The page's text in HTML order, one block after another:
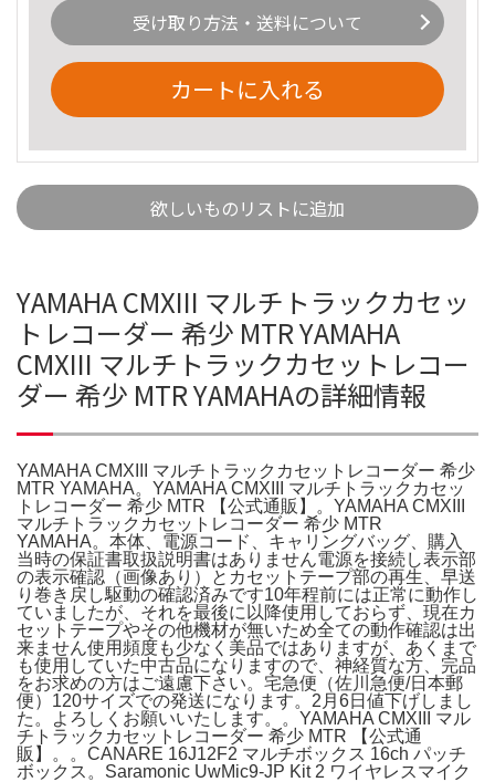
受け取り方法・送料について
カートに入れる
欲しいものリストに追加
YAMAHA CMXIII マルチトラックカセッ
トレコーダー 希少 MTR YAMAHA
CMXIII マルチトラックカセットレコー
ダー 希少 MTR YAMAHAの詳細情報
YAMAHA CMXIII マルチトラックカセットレコーダー 希少
MTR YAMAHA。YAMAHA CMXIII マルチトラックカセッ
トレコーダー 希少 MTR 【公式通販】。YAMAHA CMXIII
マルチトラックカセットレコーダー 希少 MTR
YAMAHA。本体、電源コード、キャリングバッグ、購入
当時の保証書取扱説明書はありません電源を接続し表示部
の表示確認（画像あり）とカセットテープ部の再生、早送
り巻き戻し駆動の確認済みです10年程前には正常に動作し
ていましたが、それを最後に以降使用しておらず、現在カ
セットテープやその他機材が無いため全ての動作確認は出
来ません使用頻度も少なく美品ではありますが、あくまで
も使用していた中古品になりますので、神経質な方、完品
をお求めの方はご遠慮下さい。宅急便（佐川急便/日本郵
便）120サイズでの発送になります。2月6日値下げしまし
た。よろしくお願いいたします。。YAMAHA CMXIII マル
チトラックカセットレコーダー 希少 MTR 【公式通
販】。。CANARE 16J12F2 マルチボックス 16ch パッチ
ボックス。Saramonic UwMic9-JP Kit 2 ワイヤレスマイク